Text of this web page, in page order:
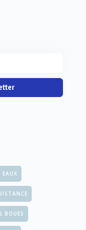
du nom
son «
site sera vraiment
EAUX
BOUES